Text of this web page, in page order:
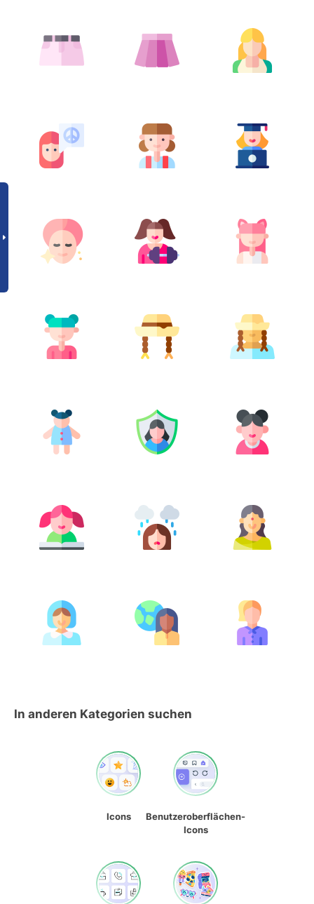
In anderen Kategorien suchen
Icons
Benutzeroberflächen-
Icons